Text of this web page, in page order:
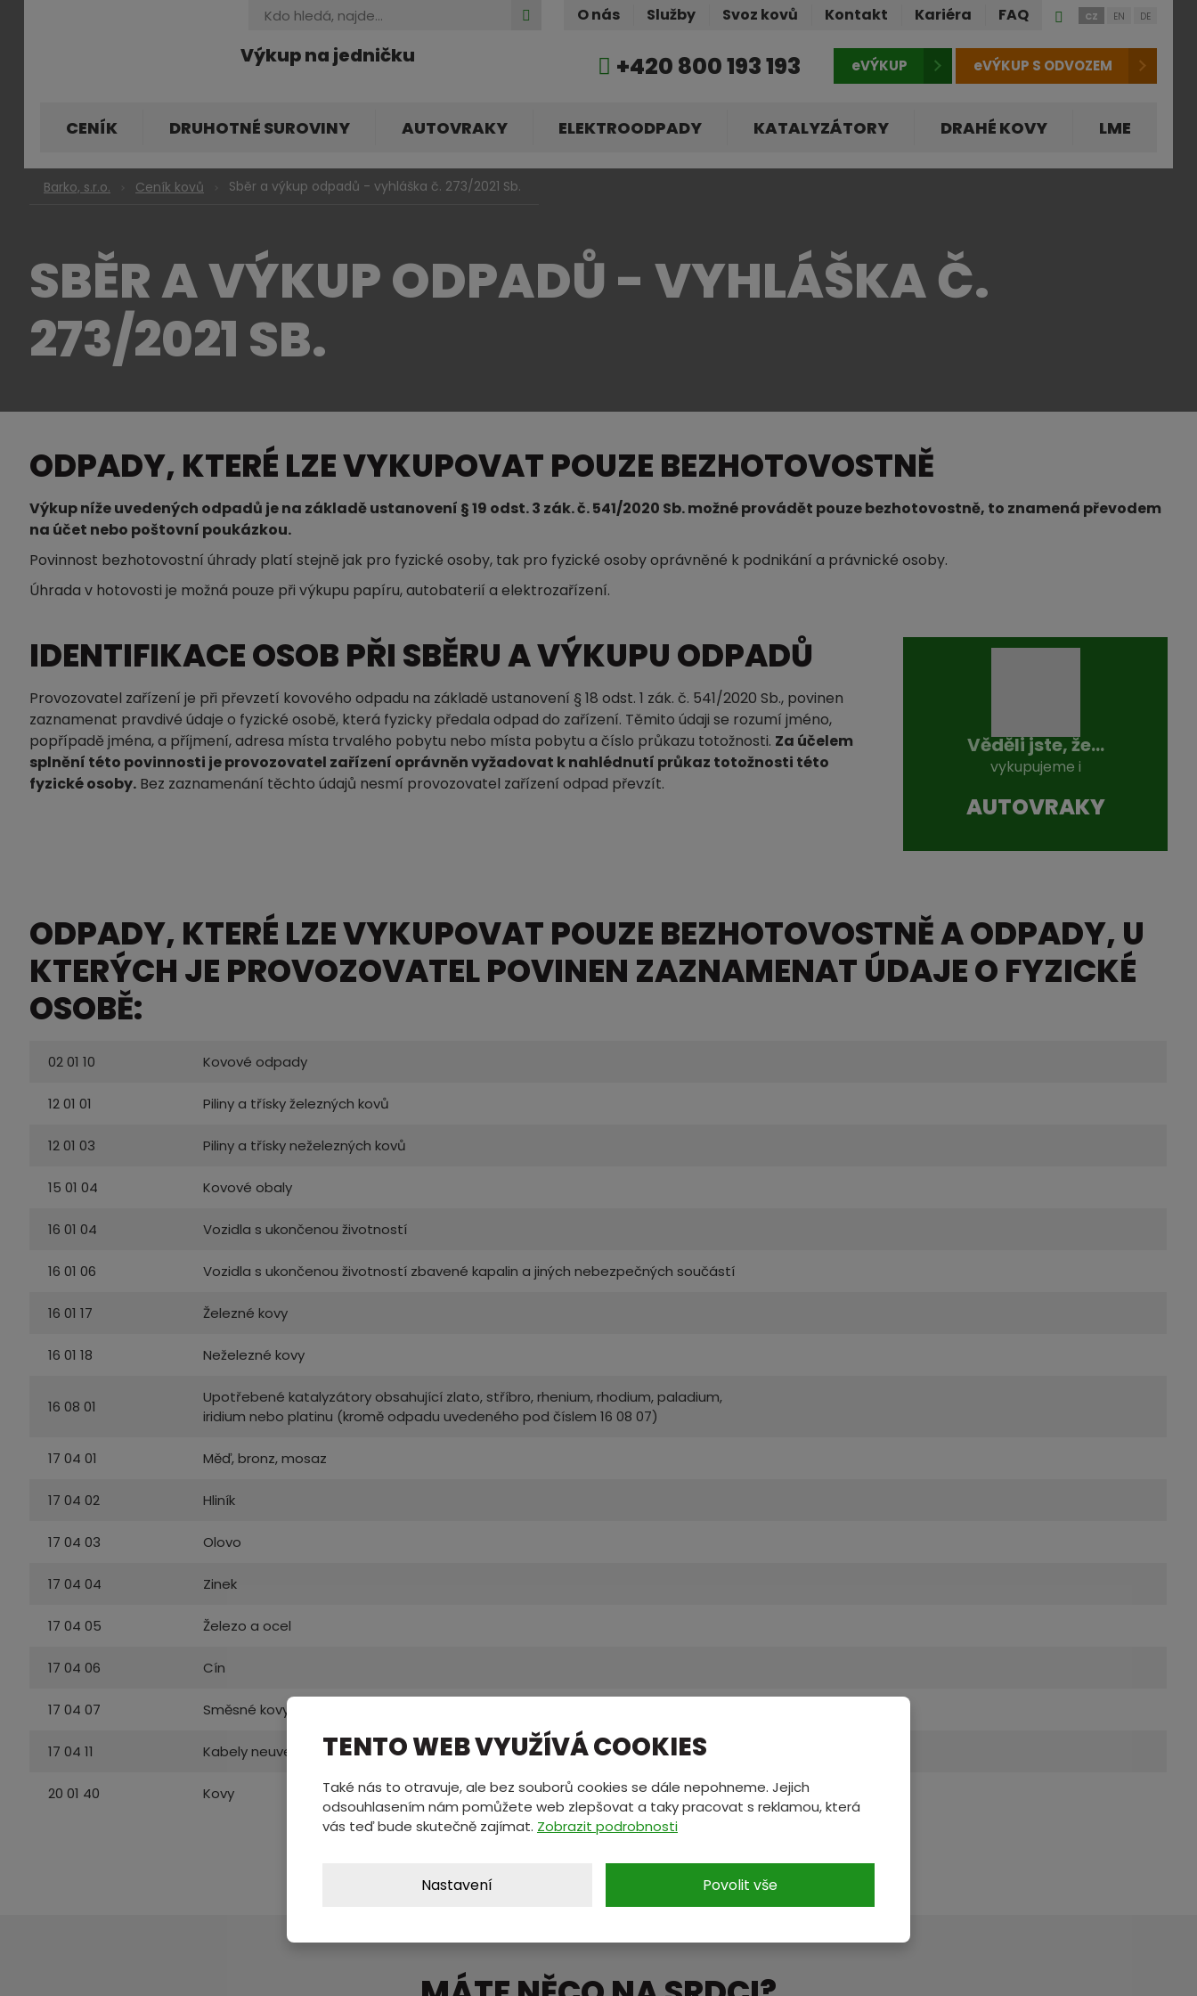
Výkup na jedničku +420 800 193 193
Vyhledávání Hledat O nás Služby Svoz kovů Kontakt Kariéra FAQ
eVÝKUP eVÝKUP S ODVOZEM
Přihlášení
klienstké
CZ EN DE
CENÍK DRUHOTNÉ SUROVINY AUTOVRAKY ELEKTROODPADY KATALYZÁTORY DRAHÉ KOVY LME
Barko, s.r.o. Ceník kovů Sběr a výkup odpadů - vyhláška č. 273/2021 Sb.
SBĚR A VÝKUP ODPADŮ - VYHLÁŠKA Č.
273/2021 SB.
ODPADY, KTERÉ LZE VYKUPOVAT POUZE BEZHOTOVOSTNĚ
Výkup níže uvedených odpadů je na základě ustanovení § 19 odst. 3 zák. č. 541/2020 Sb. možné provádět pouze bezhotovostně, to znamená převodem
na účet nebo poštovní poukázkou.
Povinnost bezhotovostní úhrady platí stejně jak pro fyzické osoby, tak pro fyzické osoby oprávněné k podnikání a právnické osoby.
Úhrada v hotovosti je možná pouze při výkupu papíru, autobaterií a elektrozařízení.
IDENTIFIKACE OSOB PŘI SBĚRU A VÝKUPU ODPADŮ
Provozovatel zařízení je při převzetí kovového odpadu na základě ustanovení § 18 odst. 1 zák. č. 541/2020 Sb., povinen
zaznamenat pravdivé údaje o fyzické osobě, která fyzicky předala odpad do zařízení. Těmito údaji se rozumí jméno,
popřípadě jména, a příjmení, adresa místa trvalého pobytu nebo místa pobytu a číslo průkazu totožnosti. Za účelem
splnění této povinnosti je provozovatel zařízení oprávněn vyžadovat k nahlédnutí průkaz totožnosti této
fyzické osoby. Bez zaznamenání těchto údajů nesmí provozovatel zařízení odpad převzít.
Věděli jste, že...
vykupujeme i
AUTOVRAKY
ODPADY, KTERÉ LZE VYKUPOVAT POUZE BEZHOTOVOSTNĚ A ODPADY, U
KTERÝCH JE PROVOZOVATEL POVINEN ZAZNAMENAT ÚDAJE O FYZICKÉ
OSOBĚ:
02 01 10 Kovové odpady
12 01 01 Piliny a třísky železných kovů
12 01 03 Piliny a třísky neželezných kovů
15 01 04 Kovové obaly
16 01 04 Vozidla s ukončenou životností
16 01 06 Vozidla s ukončenou životností zbavené kapalin a jiných nebezpečných součástí
16 01 17 Železné kovy
16 01 18 Neželezné kovy
16 08 01
Upotřebené katalyzátory obsahující zlato, stříbro, rhenium, rhodium, paladium,
iridium nebo platinu (kromě odpadu uvedeného pod číslem 16 08 07)
17 04 01 Měď, bronz, mosaz
17 04 02 Hliník
17 04 03 Olovo
17 04 04 Zinek
17 04 05 Železo a ocel
17 04 06 Cín
17 04 07 Směsné kovy
17 04 11 Kabely neuvedené pod 17 04 10
20 01 40 Kovy
TENTO WEB VYUŽÍVÁ COOKIES
Také nás to otravuje, ale bez souborů cookies se dále nepohneme. Jejich
odsouhlasením nám pomůžete web zlepšovat a taky pracovat s reklamou, která
vás teď bude skutečně zajímat. Zobrazit podrobnosti
Nastavení Povolit vše